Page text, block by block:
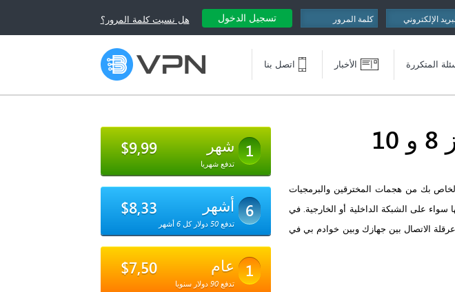
تسجيل الدخول هل نسيت كلمة المرور؟
المتكررة الأخبار اتصل بنا
1 شهر $9,99
تدفع شهريا
6 أشهر $8,33
تدفع 50 دولار كل 6 أشهر
1 عام $7,50
تدفع 90 دولار سنويا
بك من هجمات المخترقين والبرمجيات
سواء على الشبكة الداخلية أو الخارجية. في
الاتصال بين جهازك وبين خوادم بي في